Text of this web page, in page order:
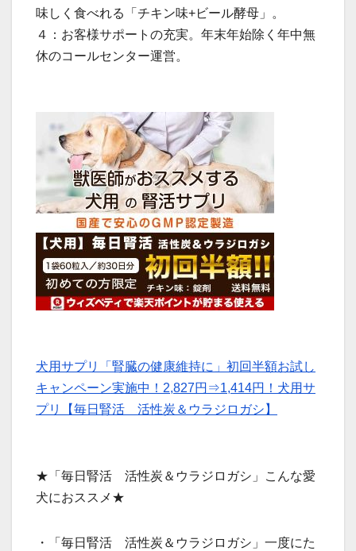
味しく食べれる「チキン味+ビール酵母」。
４：お客様サポートの充実。年末年始除く年中無
休のコールセンター運営。
犬用サプリ「腎臓の健康維持に」初回半額お試し
キャンペーン実施中！2,827円⇒1,414円！犬用サ
プリ【毎日腎活 活性炭＆ウラジロガシ】
★「毎日腎活 活性炭＆ウラジロガシ」こんな愛
犬におススメ★
・「毎日腎活 活性炭＆ウラジロガシ」一度にた